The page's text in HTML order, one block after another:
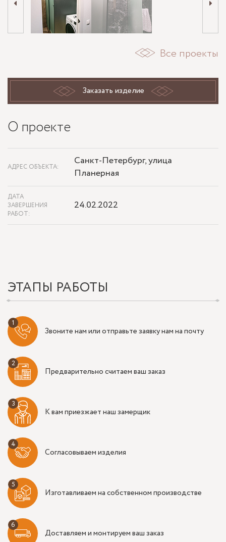
Все проекты
Заказать изделие
О проекте
АДРЕС ОБЪЕКТА:
Санкт-Петербург, улица
Планерная
ДАТА
ЗАВЕРШЕНИЯ
РАБОТ:
24.02.2022
ЭТАПЫ РАБОТЫ
Звоните нам или отправьте заявку нам на почту
Предварительно считаем ваш заказ
К вам приезжает наш замерщик
Согласовываем изделия
Изготавливаем на собственном производстве
Доставляем и монтируем ваш заказ